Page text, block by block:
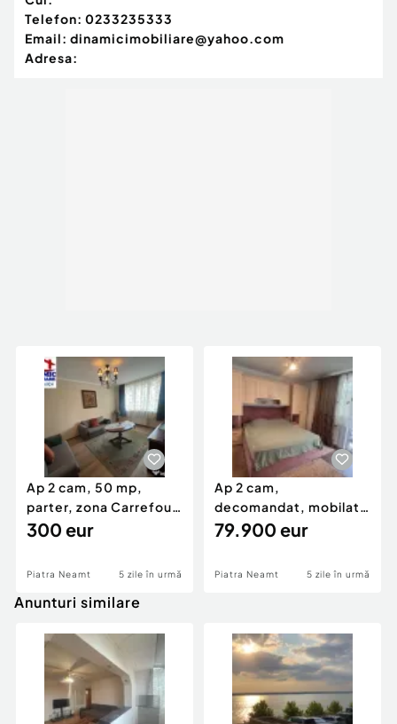
Telefon: 0233235333
Email: dinamicimobiliare@yahoo.com
Adresa:
Ap 2 cam, 50 mp,
parter, zona Carrefour,
mobilat și utilat, 300
300 eur
Piatra Neamt 5 zile în urmă
Ap 2 cam,
decomandat, mobilat
și utilat, et 2–Central,
79.900 eur
Piatra Neamt 5 zile în urmă
Anunturi similare